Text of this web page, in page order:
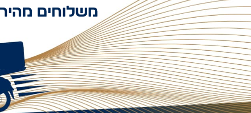
משלוחים